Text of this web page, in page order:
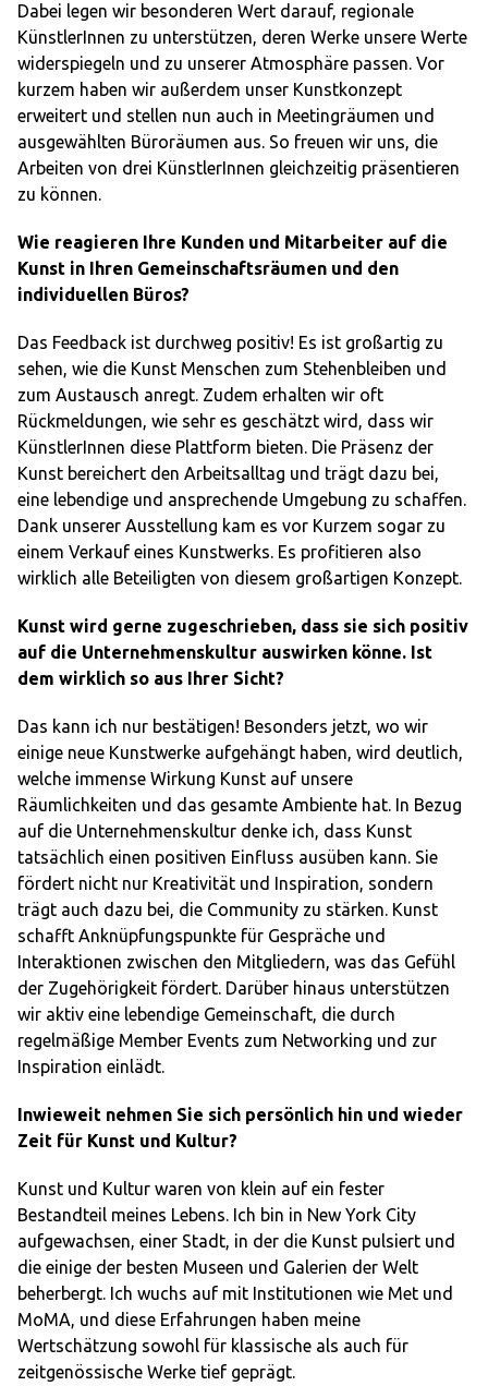
Dabei legen wir besonderen Wert darauf, regionale
KünstlerInnen zu unterstützen, deren Werke unsere Werte
widerspiegeln und zu unserer Atmosphäre passen. Vor
kurzem haben wir außerdem unser Kunstkonzept
erweitert und stellen nun auch in Meetingräumen und
ausgewählten Büroräumen aus. So freuen wir uns, die
Arbeiten von drei KünstlerInnen gleichzeitig präsentieren
zu können.
Wie reagieren Ihre Kunden und Mitarbeiter auf die
Kunst in Ihren Gemeinschaftsräumen und den
individuellen Büros?
Das Feedback ist durchweg positiv! Es ist großartig zu
sehen, wie die Kunst Menschen zum Stehenbleiben und
zum Austausch anregt. Zudem erhalten wir oft
Rückmeldungen, wie sehr es geschätzt wird, dass wir
KünstlerInnen diese Plattform bieten. Die Präsenz der
Kunst bereichert den Arbeitsalltag und trägt dazu bei,
eine lebendige und ansprechende Umgebung zu schaffen.
Dank unserer Ausstellung kam es vor Kurzem sogar zu
einem Verkauf eines Kunstwerks. Es profitieren also
wirklich alle Beteiligten von diesem großartigen Konzept.
Kunst wird gerne zugeschrieben, dass sie sich positiv
auf die Unternehmenskultur auswirken könne. Ist
dem wirklich so aus Ihrer Sicht?
Das kann ich nur bestätigen! Besonders jetzt, wo wir
einige neue Kunstwerke aufgehängt haben, wird deutlich,
welche immense Wirkung Kunst auf unsere
Räumlichkeiten und das gesamte Ambiente hat. In Bezug
auf die Unternehmenskultur denke ich, dass Kunst
tatsächlich einen positiven Einfluss ausüben kann. Sie
fördert nicht nur Kreativität und Inspiration, sondern
trägt auch dazu bei, die Community zu stärken. Kunst
schafft Anknüpfungspunkte für Gespräche und
Interaktionen zwischen den Mitgliedern, was das Gefühl
der Zugehörigkeit fördert. Darüber hinaus unterstützen
wir aktiv eine lebendige Gemeinschaft, die durch
regelmäßige Member Events zum Networking und zur
Inspiration einlädt.
Inwieweit nehmen Sie sich persönlich hin und wieder
Zeit für Kunst und Kultur?
Kunst und Kultur waren von klein auf ein fester
Bestandteil meines Lebens. Ich bin in New York City
aufgewachsen, einer Stadt, in der die Kunst pulsiert und
die einige der besten Museen und Galerien der Welt
beherbergt. Ich wuchs auf mit Institutionen wie Met und
MoMA, und diese Erfahrungen haben meine
Wertschätzung sowohl für klassische als auch für
zeitgenössische Werke tief geprägt.